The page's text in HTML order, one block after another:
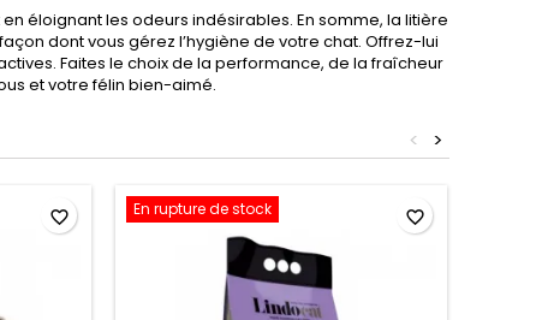
éloignant les odeurs indésirables. En somme, la litière
dont vous gérez l’hygiène de votre chat. Offrez-lui
Faites le choix de la performance, de la fraîcheur
et votre félin bien-aimé.
>
<
favorite_border En rupture de stock favorite_border